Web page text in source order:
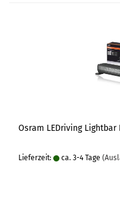
Osram LEDriving Lightbar
Lieferzeit: ca. 3-4 Tage